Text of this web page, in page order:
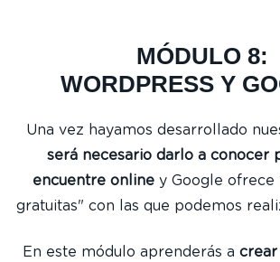
MÓDULO 8:
WORDPRESS Y
Una vez hayamos desarrollado
será necesario darlo a conocer
encuentre online y Google ofrece
gratuitas" con las que podemos
En este módulo aprenderás a crear